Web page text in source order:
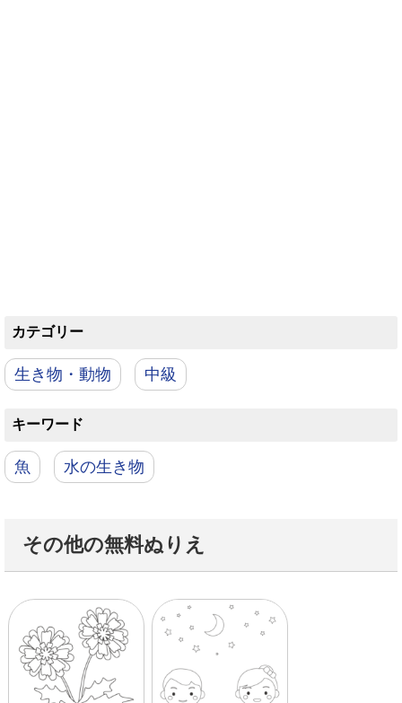
カテゴリー
生き物・動物 中級
キーワード
魚 水の生き物
その他の無料ぬりえ